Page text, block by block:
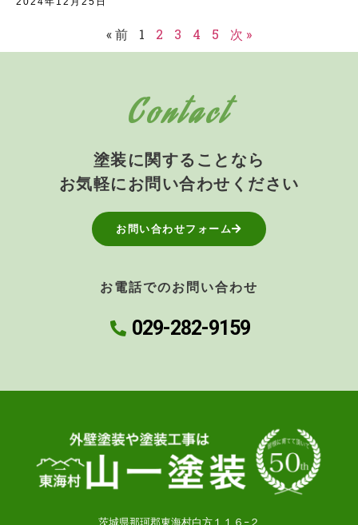
« 前 1 2 3 4 5 次 »
Contact
塗装に関することなら
お気軽にお問い合わせください
お問い合わせフォーム
お電話でのお問い合わせ
029-282-9159
茨城県那珂郡東海村白方１１６−２